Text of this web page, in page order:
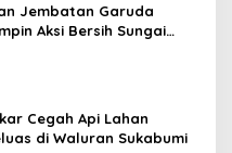
Jembatan Garuda
Aksi Bersih Sungai
Cegah Api Lahan
di Waluran Sukabumi